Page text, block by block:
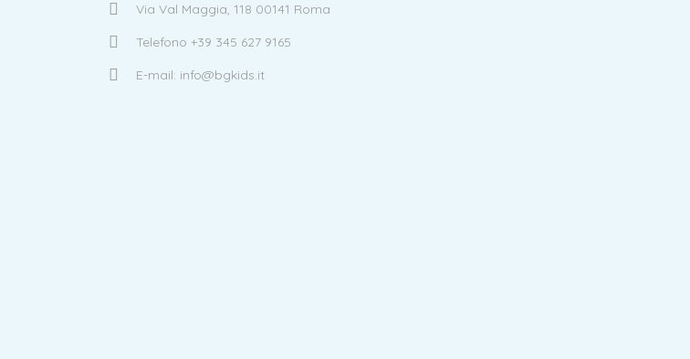
Via Val Maggia, 118 00141 Roma
Telefono +39 345 627 9165
E-mail: info@bgkids.it